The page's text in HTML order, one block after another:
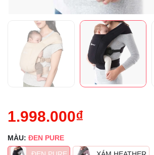
1.998.000₫
MÀU: ĐEN PURE
Điều kiện: